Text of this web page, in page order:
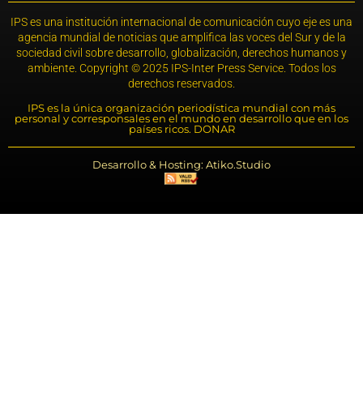
IPS es una institución internacional de comunicación cuyo eje es una
agencia mundial de noticias que amplifica las voces del Sur y de la
sociedad civil sobre desarrollo, globalización, derechos humanos y
ambiente. Copyright © 2025 IPS-Inter Press Service. Todos los
derechos reservados.
IPS es la única organización periodística mundial con más
personal y corresponsales en el mundo en desarrollo que en los
países ricos. DONAR
Desarrollo & Hosting: Atiko.Studio